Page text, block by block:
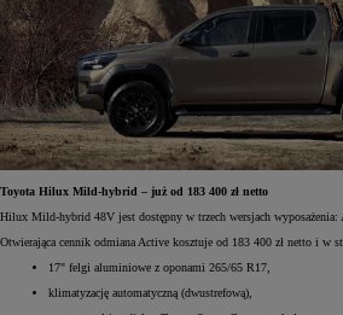
Toyota Hilux Mild-hybrid – już od 183 400 zł netto
Hilux Mild-hybrid 48V jest dostępny w trzech wersjach
Otwierająca cennik odmiana Active kosztuje od 183 400 zł netto i w
17" felgi aluminiowe z oponami 265/65 R17,
klimatyzację automatyczną (dwustrefową),